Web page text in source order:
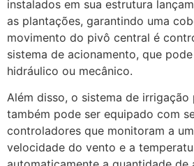
instalados em sua estrutura
as plantações, garantindo uma
movimento do pivô central é
sistema de acionamento, que
hidráulico ou mecânico.
Além disso, o sistema de
também pode ser equipado com
controladores que monitoram a
velocidade do vento e a